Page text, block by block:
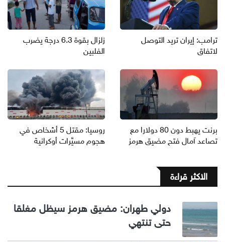
ترامب: إيران تريد التوصل
لاتفاق
زلزال بقوة 6.3 درجة يضرب
الفلبين
برنت يهبط دون 80 دولارا مع
تصاعد آمال فتح مضيق هرمز
روسيا: مقتل 5 أشخاص في
هجوم مسيَّرات أوكرانية
الاكثر قراءة
دولي طهران: مضيق هرمز سيظل مغلقا
حتى تنتهي